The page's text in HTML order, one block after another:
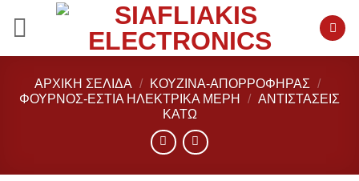
ΑΡΧΙΚΉ ΣΕΛΊΔΑ / ΚΟΥΖΙΝΑ-ΑΠΟΡΡΟΦΗΡΑΣ /
ΦΟΎΡΝΟΣ-ΕΣΤΙΑ ΗΛΕΚΤΡΙΚΑ ΜΕΡΗ
/ ΑΝΤΙΣΤΆΣΕΙΣ
ΚΆΤΩ